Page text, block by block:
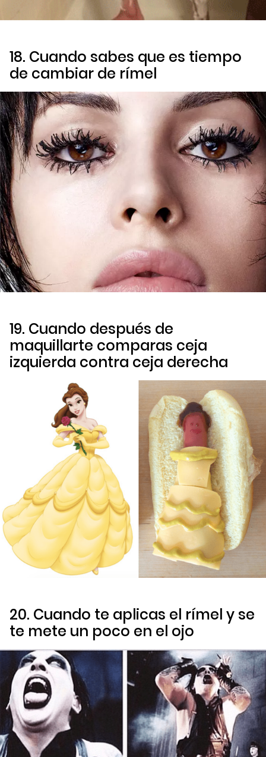
18. Cuando sabes que es tiempo
de cambiar de rímel
19. Cuando después de
maquillarte comparas ceja
izquierda contra ceja derecha
20. Cuando te aplicas el rímel y se
te mete un poco en el ojo